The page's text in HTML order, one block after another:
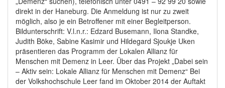
direkt in der Haneburg. Die Anmeldung ist nur zu zweit
möglich, also je ein Betroffener mit einer Begleitperson.
Bildunterschrift: V.l.n.r.: Edzard Busemann, Ilona Standke,
Judith Böke, Sabine Kasimir und Hildegard Sjoukje Uken
präsentieren das Programm der Lokalen Allianz für
Menschen mit Demenz in Leer. Über das Projekt „Dabei sein
– Aktiv sein: Lokale Allianz für Menschen mit Demenz“ Bei
der Volkshochschule Leer fand im Oktober 2014 der Auftakt